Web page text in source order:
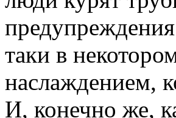
таки в
наслаждением,
И, конечно же,